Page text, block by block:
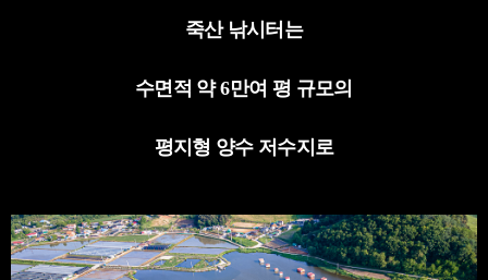
죽산 낚시터는
수면적 약6만여 평 규모의
평지형 양수 저수지로